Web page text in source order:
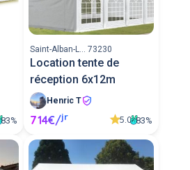
83%
Saint-Alban-L... 73230
Location tente de
réception 6x12m
Henric T
714€/jr 5.0 83%